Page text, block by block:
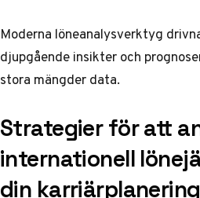
Moderna löneanalysverktyg
djupgående insikter och
stora mängder data.
Strategier för att
internationell
din karriärplanering